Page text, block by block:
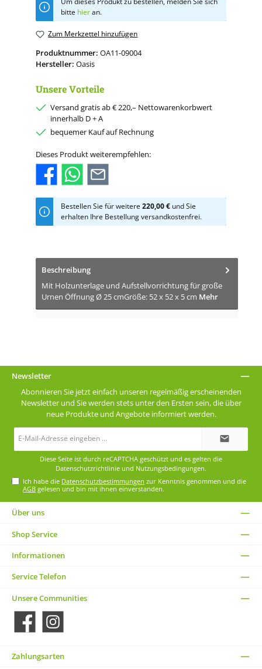
bitte hieran.
Zum Merkzettel hinzufügen
Produktnummer: OA11-09004
Hersteller: Oasis
Unsere Vorteile
Versand gratis ab € 220,– Nettowarenkorbwert
innerhalb D + A
bequemer Kauf auf Rechnung
Dieses Produkt weiterempfehlen:
Bestellen Sie für weitere220,00 € und Sie
erhalten Ihre Bestellung versandkostenfrei.
Beschreibung
­Mit Holzunterlage und Aufstellvorrichtung für große
Urnen Öffnung Ø 25 cmGröße: 52 x 52 x 5 cm Mehr
Newsletter
Abonnieren Sie jetzt einfach unseren regelmäßig erscheinenden
Newsletter und Sie werden stets unter den Ersten sein, die über
neue Produkte und Angebote informiert werden.
Diese Seite ist durch reCAPTCHA geschützt und es gelten die
Datenschutzrichtlinie und Nutzungsbedingungen.
Ich habe die Datenschutzbestimmungen zur Kenntnis genommen und die
AGB gelesen und bin mit ihnen einverstanden.
Über uns
Shop Service
Informationen
Service Telefon
Unsere Communities
Facebook Instagram
Zahlungsarten